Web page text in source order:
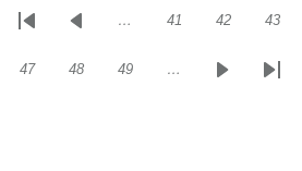
Sayfalama
İlk
Önceki… Sayfa
41 Sayfa
42 Sayfa
43
Sayfa
47 Sayfa
48 Sayfa
49 …
SonrakiSon